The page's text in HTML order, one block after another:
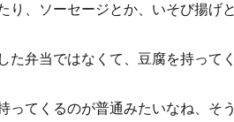
、ソーセージとか、いそび揚げ
弁当ではなくて、豆腐を持って
てくるのが普通みたいなね、そ